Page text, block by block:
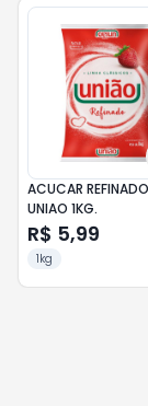
ACUCAR REFINADO
UNIAO 1KG.
R$ 5,99
1kg